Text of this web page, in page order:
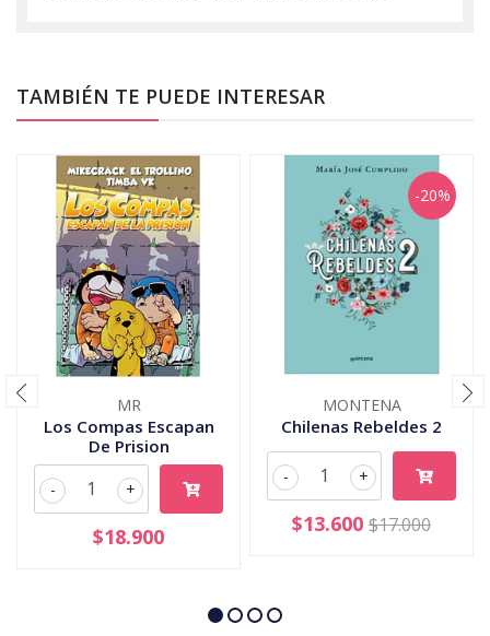
TAMBIÉN TE PUEDE INTERESAR
MR
Los Compas Escapan
De Prision
+
-
$18.900
-20%
MONTENA
Chilenas Rebeldes 2
+
-
$13.600 $17.000